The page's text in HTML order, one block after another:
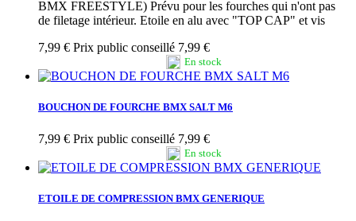
BMX FREESTYLE) Prévu pour les fourches qui n'ont pas
de filetage intérieur. Etoile en alu avec "TOP CAP" et vis
7,99 € Prix public conseillé 7,99 €
En stock
BOUCHON DE FOURCHE BMX SALT M6
7,99 € Prix public conseillé 7,99 €
En stock
ETOILE DE COMPRESSION BMX GENERIQUE